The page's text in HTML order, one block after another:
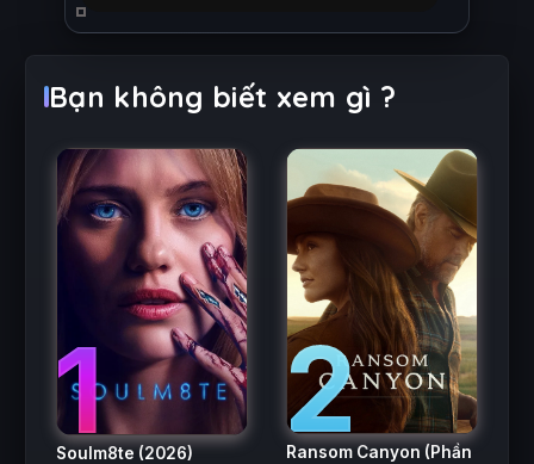
Bạn không biết xem gì ?
1
Soulm8te (2026) 2
Ransom Canyon (Phần